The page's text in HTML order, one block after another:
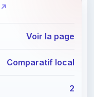
Voir la page
Comparatif local
2